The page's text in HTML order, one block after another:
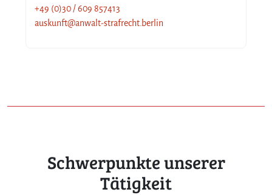
+49 (0)30 / 609 857413
auskunft@anwalt-strafrecht.berlin
Schwerpunkte unserer
Tätigkeit